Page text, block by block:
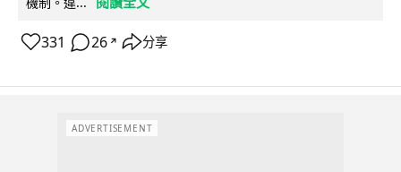
331 26 ↗ 分享
ADVERTISEMENT